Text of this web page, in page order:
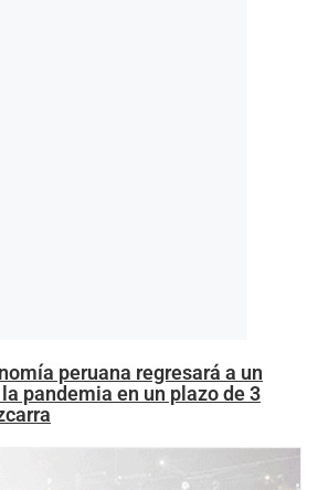
peruana regresará a un
pandemia en un plazo de 3